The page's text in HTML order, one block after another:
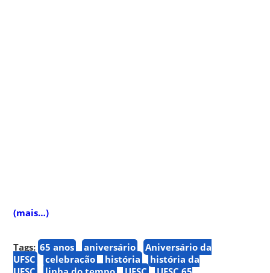
(mais…)
Tags: 65 anos aniversário
Aniversário da
UFSC
celebração história
história da